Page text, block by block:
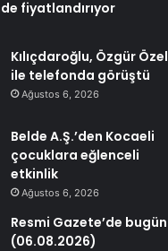
fiyatlandırıyor
Kılıçdaroğlu, Özgür Özel
ile telefonda görüştü
Ağustos 6, 2026
Belde A.Ş.’den Kocaeli
çocuklara eğlenceli
etkinlik
Ağustos 6, 2026
Resmi Gazete’de bugün
(06.08.2026)